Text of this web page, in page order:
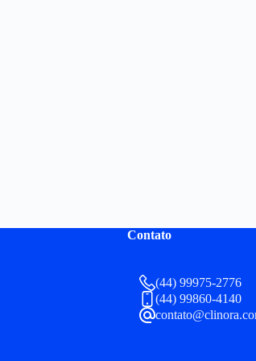
Contato
(44) 99975-2776
(44) 99860-4140